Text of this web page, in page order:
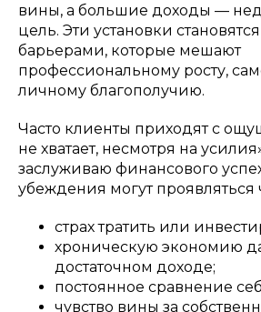
вины, а большие доходы —
цель. Эти установки
барьерами, которые мешают
профессиональному росту,
личному благополучию.
Часто клиенты приходят с
не хватает, несмотря на
заслуживаю финансового
убеждения могут проявляться
страх тратить или
хроническую экономию
достаточном доходе;
постоянное сравнение
чувство вины за